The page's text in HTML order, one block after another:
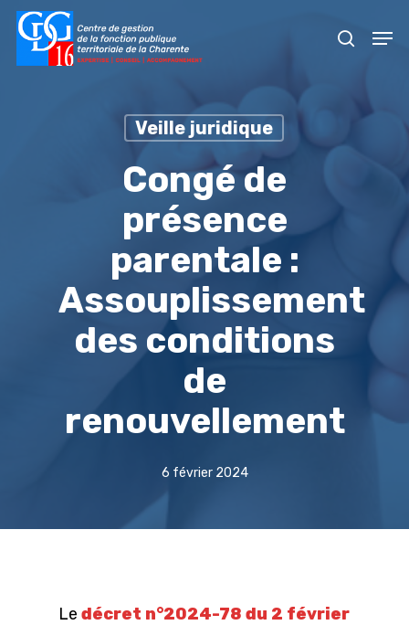
Skip
Veille juridique
Congé de
présence
parentale :
Assouplissement
des conditions
de
renouvellement
6 février 2024
Le décret n°2024-78 du 2 février